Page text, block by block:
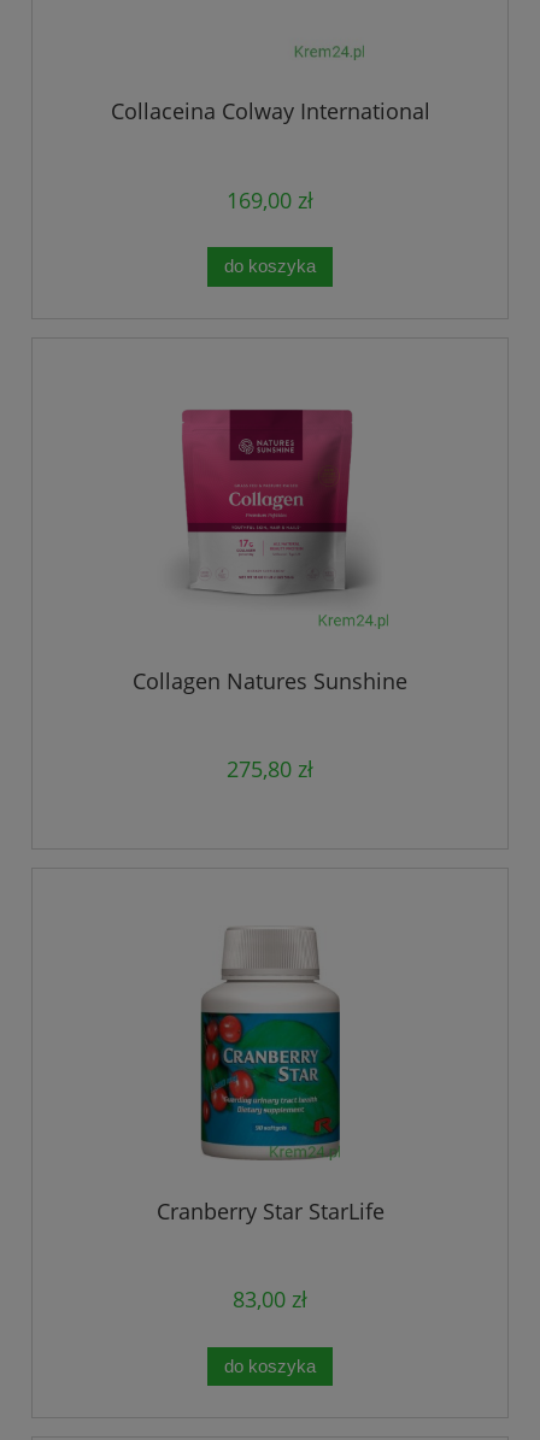
Collaceina Colway International
169,00 zł
do koszyka
Collagen Natures Sunshine
275,80 zł
Cranberry Star StarLife
83,00 zł
do koszyka